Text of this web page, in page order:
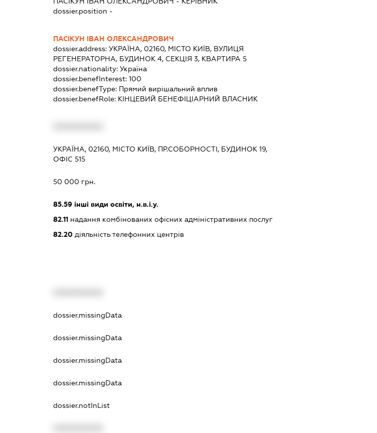
dossier.position -
ПАСІКУН ІВАН ОЛЕКСАНДРОВИЧ
dossier.address: УКРАЇНА, 02160, МІСТО КИЇВ, ВУЛИЦЯ
РЕГЕНЕРАТОРНА, БУДИНОК 4, СЕКЦІЯ 3, КВАРТИРА 5
dossier.nationality: Україна
dossier.benefInterest: 100
dossier.benefType: Прямий вирішальний вплив
dossier.benefRole: КІНЦЕВИЙ БЕНЕФІЦІАРНИЙ ВЛАСНИК
УКРАЇНА, 02160, МІСТО КИЇВ, ПР.СОБОРНОСТІ, БУДИНОК 19,
ОФІС 515
50 000 грн.
85.59інші види освіти, н.в.і.у.
82.11надання комбінованих офісних адміністративних послуг
82.20діяльність телефонних центрів
dossier.missingData
dossier.missingData
dossier.missingData
dossier.missingData
dossier.notInList